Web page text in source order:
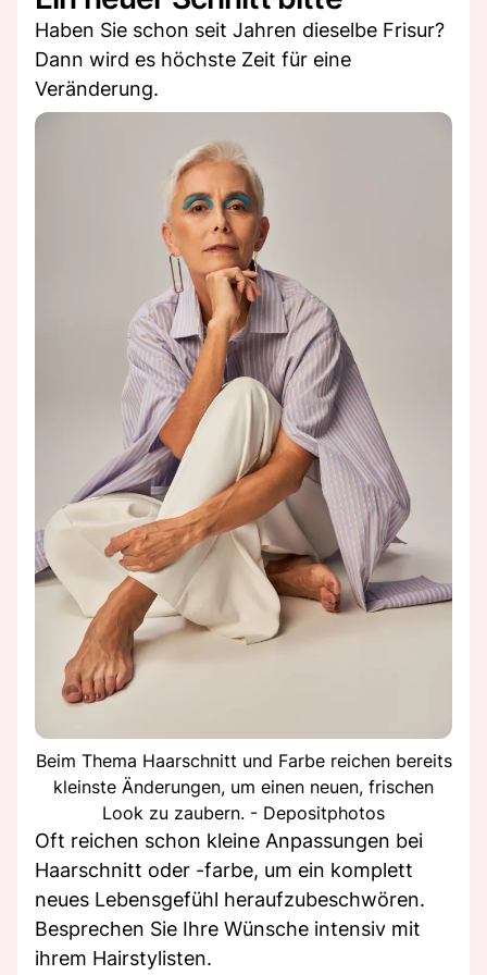
Haben Sie schon seit Jahren dieselbe Frisur?
Dann wird es höchste Zeit für eine
Veränderung.
Beim Thema Haarschnitt und Farbe reichen bereits
kleinste Änderungen, um einen neuen, frischen
Look zu zaubern. - Depositphotos
Oft reichen schon kleine Anpassungen bei
Haarschnitt oder -farbe, um ein komplett
neues Lebensgefühl heraufzubeschwören.
Besprechen Sie Ihre Wünsche intensiv mit
ihrem Hairstylisten.